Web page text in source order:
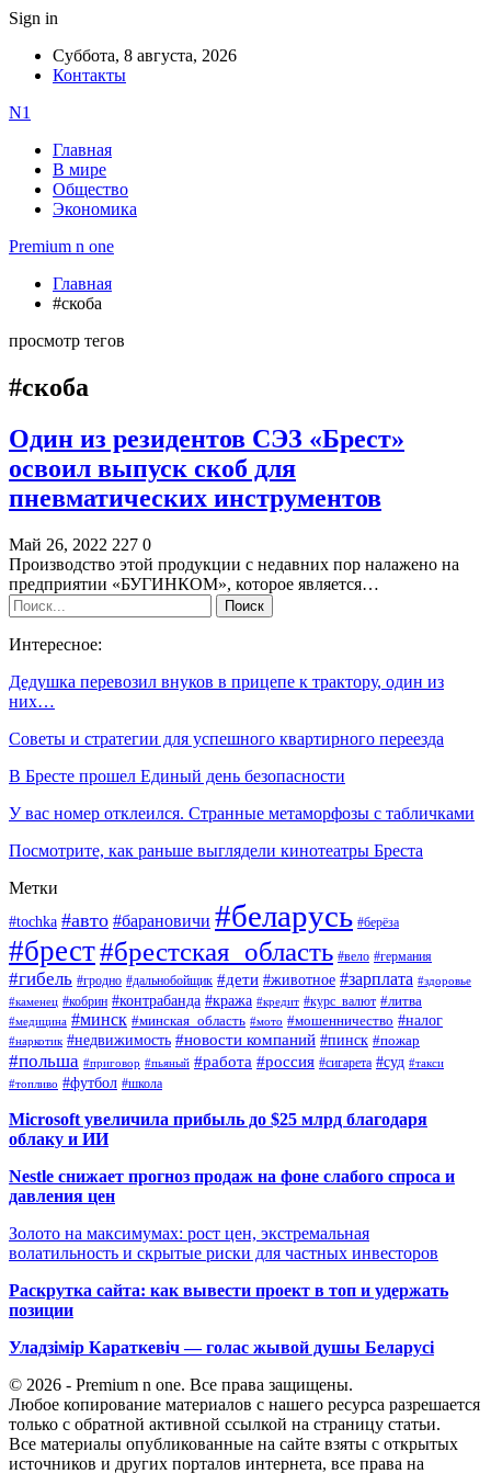
Sign in
Суббота, 8 августа, 2026
Контакты
N1
Главная
В мире
Общество
Экономика
Premium n one
Главная
#скоба
просмотр тегов
#скоба
Один из резидентов СЭЗ «Брест»
освоил выпуск скоб для
пневматических инструментов
Май 26, 2022 227 0
Производство этой продукции с недавних пор налажено на
предприятии «БУГИНКОМ», которое является…
Интересное:
Дедушка перевозил внуков в прицепе к трактору, один из
них…
Советы и стратегии для успешного квартирного переезда
В Бресте прошел Единый день безопасности
У вас номер отклеился. Странные метаморфозы с табличками
Посмотрите, как раньше выглядели кинотеатры Бреста
Метки
#tochka #авто #барановичи #беларусь #берёза
#брест#брестская_область #вело #германия
#гибель #гродно #дальнобойщик #дети #животное #зарплата #здоровье
#каменец #кобрин #контрабанда #кража #кредит #курс_валют #литва
#медицина #минск #минская_область #мото #мошенничество #налог
#наркотик #недвижимость #новости компаний #пинск #пожар
#польша #приговор #пьяный #работа #россия #сигарета #суд #такси
#топливо #футбол #школа
Microsoft увеличила прибыль до $25 млрд благодаря
облаку и ИИ
Nestle снижает прогноз продаж на фоне слабого спроса и
давления цен
Золото на максимумах: рост цен, экстремальная
волатильность и скрытые риски для частных инвесторов
Раскрутка сайта: как вывести проект в топ и удержать
позиции
Уладзімір Караткевіч — голас жывой душы Беларусі
© 2026 - Premium n one. Все права защищены.
Любое копирование материалов с нашего ресурса разрешается
только с обратной активной ссылкой на страницу статьи.
Все материалы опубликованные на сайте взяты с открытых
источников и других порталов интернета, все права на